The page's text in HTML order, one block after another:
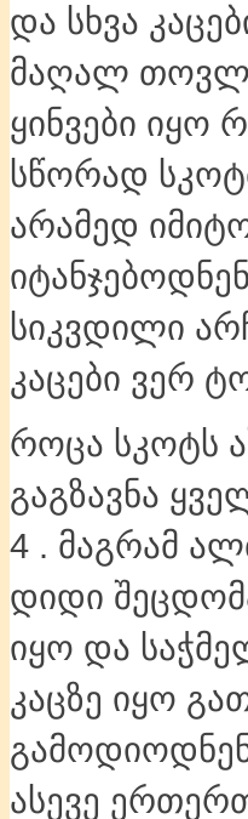
და სხვა
მაღალ
ყინვები იყო
სწორად
არამედ
სიკვდილი
კაცები ვერ
როცა სკოტს
გაგზავნა
4 . მაგრამ
დიდი
იყო და
კაცზე იყო
ასევე